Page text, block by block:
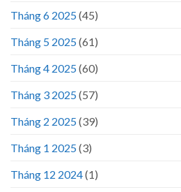
Tháng 6 2025(45)
Tháng 5 2025(61)
Tháng 4 2025(60)
Tháng 3 2025(57)
Tháng 2 2025(39)
Tháng 1 2025(3)
Tháng 12 2024(1)